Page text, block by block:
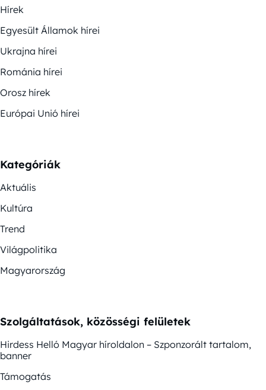
Hírek
Egyesült Államok hírei
Ukrajna hírei
Románia hírei
Orosz hírek
Európai Unió hírei
Kategóriák
Aktuális
Kultúra
Trend
Világpolitika
Magyarország
Szolgáltatások, közösségi felületek
Hirdess Helló Magyar híroldalon – Szponzorált tartalom,
banner
Támogatás